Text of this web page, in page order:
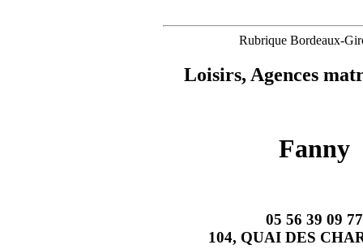
Rubrique Bordeaux-
Loisirs, Agences
Fanny
05 56 39 09 77
104, QUAI DES